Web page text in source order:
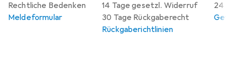
14 Tage gesetzl. Widerruf
30 Tage Rückgaberecht
Rückgaberichtlinien
24
Rechtliche Bedenken
Meldeformular